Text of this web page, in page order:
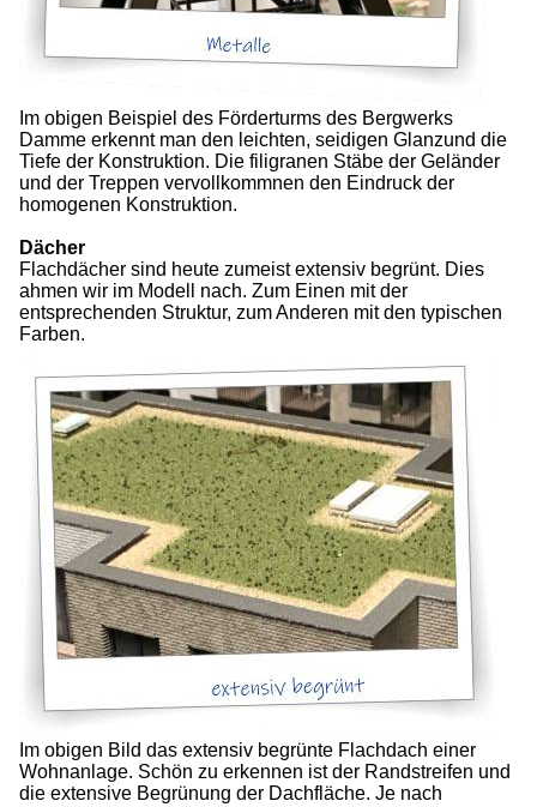
Im obigen Beispiel des Förderturms des Bergwerks
Damme erkennt man den leichten, seidigen Glanzund die
Tiefe der Konstruktion. Die filigranen Stäbe der Geländer
und der Treppen vervollkommnen den Eindruck der
homogenen Konstruktion.
Dächer
Flachdächer sind heute zumeist extensiv begrünt. Dies
ahmen wir im Modell nach. Zum Einen mit der
entsprechenden Struktur, zum Anderen mit den typischen
Farben.
Im obigen Bild das extensiv begrünte Flachdach einer
Wohnanlage. Schön zu erkennen ist der Randstreifen und
die extensive Begrünung der Dachfläche. Je nach